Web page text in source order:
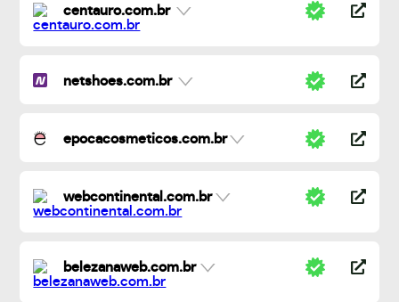
centauro.com.br
netshoes.com.br
epocacosmeticos.com.br
webcontinental.com.br
belezanaweb.com.br